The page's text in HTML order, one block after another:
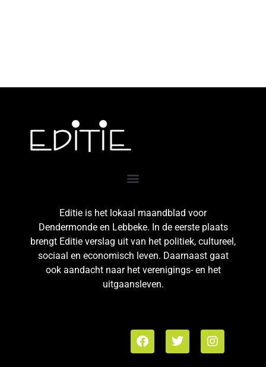
Editie is het lokaal maandblad voor
Dendermonde en Lebbeke. In de eerste plaats
brengt Editie verslag uit van het politiek, cultureel,
sociaal en economisch leven. Daarnaast gaat
ook aandacht naar het verenigings- en het
uitgaansleven.